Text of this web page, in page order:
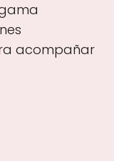
acompañar